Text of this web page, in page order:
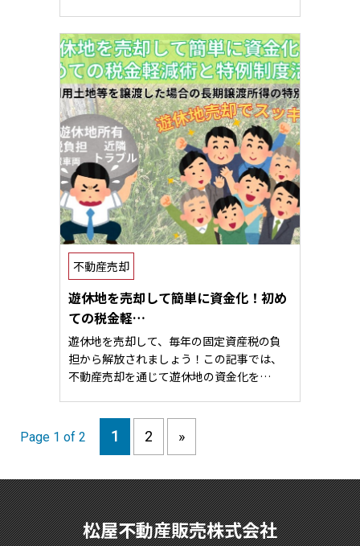
不動産売却
遊休地を売却して簡単に資金化！初め
ての税金軽…
遊休地を売却して、毎年の固定資産税の負
担から解放されましょう！この記事では、
不動産売却を通じて遊休地の資金化を…
Page 1 of 2 1 2 »
松屋不動産販売株式会社